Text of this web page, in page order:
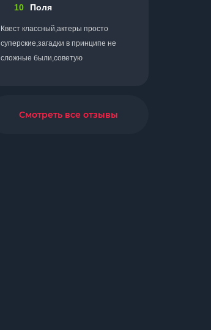
10 Поля
Квест классный,актеры просто
суперские,загадки в принципе не
сложные были,советую
Смотреть все отзывы